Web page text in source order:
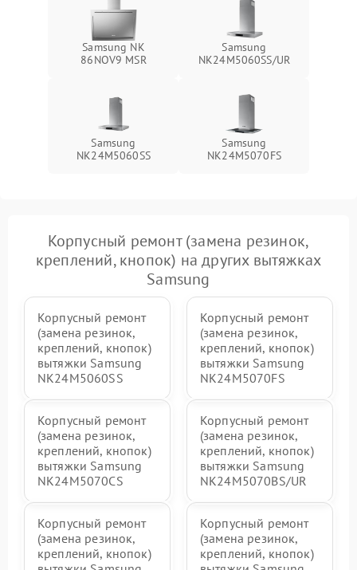
Samsung NK
86NOV9 MSR
Samsung
NK24M5060SS/UR
Samsung
NK24M5060SS
Samsung
NK24M5070FS
Корпусный ремонт (замена резинок,
креплений, кнопок) на других вытяжках
Samsung
Корпусный ремонт
(замена резинок,
креплений, кнопок)
вытяжки Samsung
NK24M5060SS
Корпусный ремонт
(замена резинок,
креплений, кнопок)
вытяжки Samsung
NK24M5070FS
Корпусный ремонт
(замена резинок,
креплений, кнопок)
вытяжки Samsung
NK24M5070CS
Корпусный ремонт
(замена резинок,
креплений, кнопок)
вытяжки Samsung
NK24M5070BS/UR
Корпусный ремонт
(замена резинок,
креплений, кнопок)
Корпусный ремонт
(замена резинок,
креплений, кнопок)